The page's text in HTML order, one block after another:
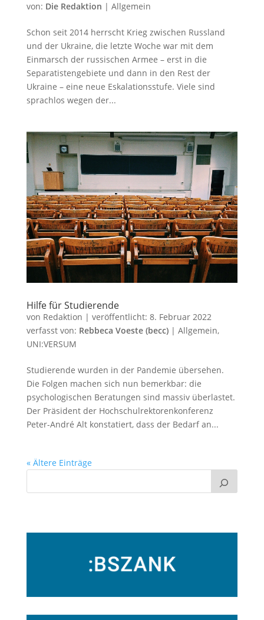
von: Die Redaktion | Allgemein
Schon seit 2014 herrscht Krieg zwischen Russland
und der Ukraine, die letzte Woche war mit dem
Einmarsch der russischen Armee – erst in die
Separatistengebiete und dann in den Rest der
Ukraine – eine neue Eskalationsstufe. Viele sind
sprachlos wegen der...
Hilfe für Studierende
von Redaktion | veröffentlicht: 8. Februar 2022
verfasst von: Rebbeca Voeste (becc)| Allgemein,
UNI:VERSUM
Studierende wurden in der Pandemie übersehen.
Die Folgen machen sich nun bemerkbar: die
psychologischen Beratungen sind massiv überlastet.
Der Präsident der Hochschulrektorenkonferenz
Peter-André Alt konstatiert, dass der Bedarf an...
« Ältere Einträge